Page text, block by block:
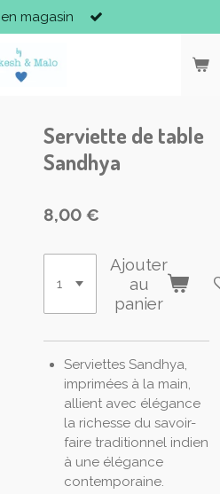
magasin
Serviette de table
Sandhya
8,00 €
Ajouter
au
panier
Serviettes Sandhya,
imprimées à la main,
allient avec élégance
la richesse du savoir-
faire traditionnel indien
à une élégance
contemporaine.